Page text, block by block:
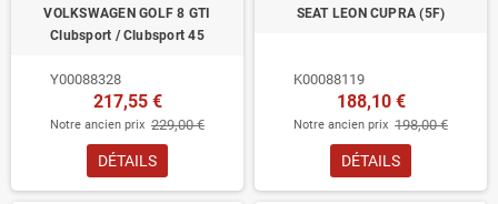
VOLKSWAGEN GOLF 8 GTI
Clubsport / Clubsport 45
Y00088328
217,55 €
Notre ancien prix 229,00 €
DÉTAILS
SEAT LEON CUPRA (5F)
K00088119
188,10 €
Notre ancien prix 198,00 €
DÉTAILS